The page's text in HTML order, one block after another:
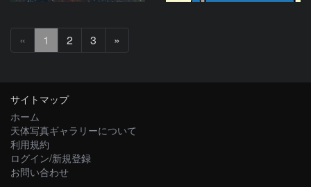
« 1 2 3 »
へ
サイトマップ
ホーム
天体写真ギャラリーについて
利用規約
ログイン/新規登録
お問い合わせ